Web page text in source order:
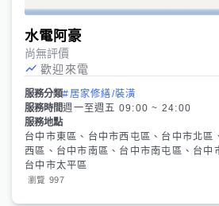
水電阿豪
尚無評價
歡迎來電
服務分類#居家修繕/裝潢
服務時間週一至週五 09:00 ~ 24:00
服務地點
台中市東區、台中市西屯區、台中市北區
西區、台中市南區、台中市南屯區、台中
台中市太平區
瀏覽 997